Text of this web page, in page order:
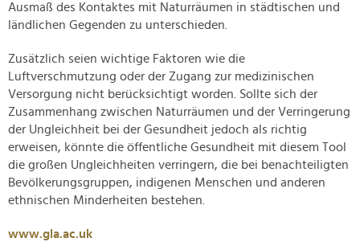
Ausmaß des Kontaktes mit Naturräumen in städtischen und
ländlichen Gegenden zu unterschieden.
Zusätzlich seien wichtige Faktoren wie die
Luftverschmutzung oder der Zugang zur medizinischen
Versorgung nicht berücksichtigt worden. Sollte sich der
Zusammenhang zwischen Naturräumen und der Verringerung
der Ungleichheit bei der Gesundheit jedoch als richtig
erweisen, könnte die öffentliche Gesundheit mit diesem Tool
die großen Ungleichheiten verringern, die bei benachteiligten
Bevölkerungsgruppen, indigenen Menschen und anderen
ethnischen Minderheiten bestehen.
www.gla.ac.uk